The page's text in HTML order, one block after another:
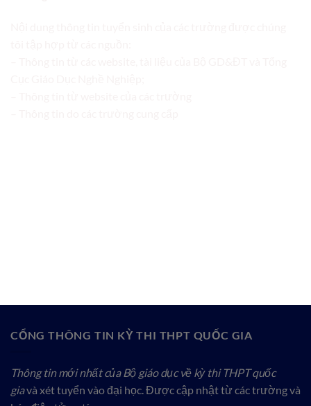
CỔNG THÔNG TIN KỲ THI THPT QUỐC GIA
Thông tin mới nhất của Bộ giáo dục về kỳ thi THPT quốc
giavà xét tuyển vào đại học. Được cập nhật từ các trường và